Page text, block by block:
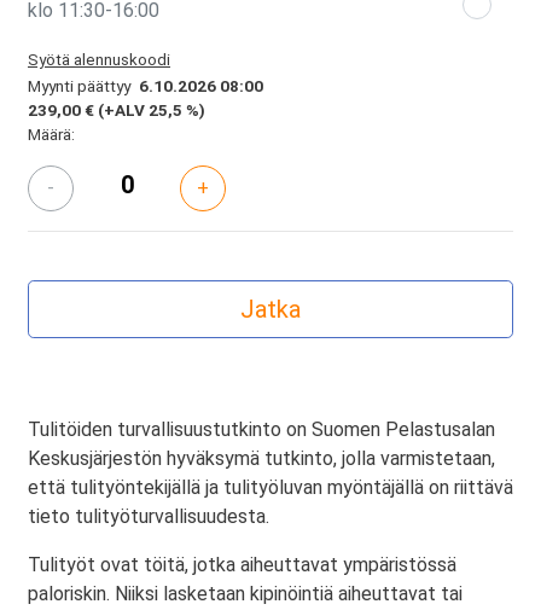
klo 11:30-16:00
Syötä alennuskoodi
Myynti päättyy 6.10.2026 08:00
239,00 € (+ALV 25,5 %)
Määrä:
- +
Tulitöiden turvallisuustutkinto on Suomen Pelastusalan
Keskusjärjestön hyväksymä tutkinto, jolla varmistetaan,
että tulityöntekijällä ja tulityöluvan myöntäjällä on riittävä
tieto tulityöturvallisuudesta.
Tulityöt ovat töitä, jotka aiheuttavat ympäristössä
paloriskin. Niiksi lasketaan kipinöintiä aiheuttavat tai